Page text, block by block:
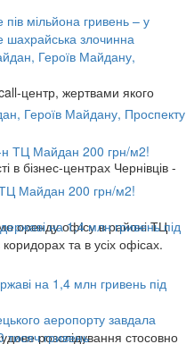
мільйона гривень – у
шахрайська злочинна
центр, жертвами якого
Героїв Майдану, Проспекту
в бізнес-центрах Чернівців -
Майдан 200 грн/м2!
оренду офісу в районі ТЦ
та в усіх офісах.
на 1,4 млн гривень під
розслідування стосовно